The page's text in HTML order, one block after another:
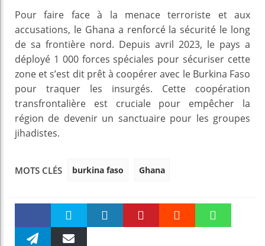
Pour faire face à la menace terroriste et aux
accusations, le Ghana a renforcé la sécurité le long
de sa frontière nord. Depuis avril 2023, le pays a
déployé 1 000 forces spéciales pour sécuriser cette
zone et s’est dit prêt à coopérer avec le Burkina Faso
pour traquer les insurgés. Cette coopération
transfrontalière est cruciale pour empêcher la
région de devenir un sanctuaire pour les groupes
jihadistes.
MOTS CLÉS burkina faso Ghana
Faceboo Twitter